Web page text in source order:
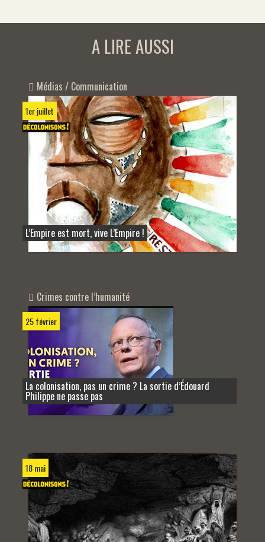
A LIRE AUSSI
Médias / Communication
1er juillet
L’Empire est mort, vive L’Empire !
Crimes contre l’humanité
25 février
La colonisation, pas un crime ? La sortie d’Édouard
Philippe ne passe pas
18 mai